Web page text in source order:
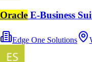
Oracle E-Business
Edge One Solutions